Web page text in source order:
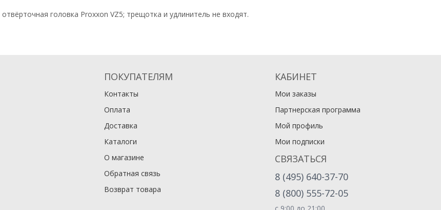
отвёрточная головка Proxxon VZ5; трещотка и удлинитель не входят.
ПОКУПАТЕЛЯМ
Контакты
Оплата
Доставка
Каталоги
О магазине
Обратная связь
Возврат товара
КАБИНЕТ
Мои заказы
Партнерская программа
Мой профиль
Мои подписки
СВЯЗАТЬСЯ
8 (495) 640-37-70
8 (800) 555-72-05